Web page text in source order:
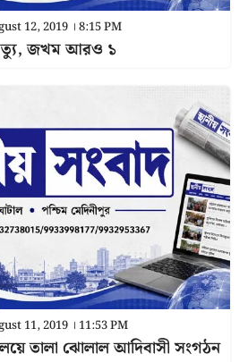
12, 2019 । 8:15 PM
জখম আরও ১
11, 2019 । 11:53 PM
তালা ঝোলাল আদিবাসী সংগঠন